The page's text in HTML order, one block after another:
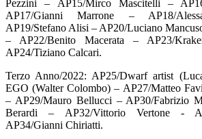
Pezzini – AP15/Mirco Mascitelli –
AP17/Gianni Marrone – AP18/
AP19/Stefano Alisi – AP20/Luciano
– AP22/Benito Macerata – AP23/
AP24/Tiziano Calcari.
Terzo Anno/2022: AP25/Dwarf artist
EGO (Walter Colombo) – AP27/Matteo
– AP29/Mauro Bellucci – AP30/Fabrizio
Berardi – AP32/Vittorio Vertone -
AP34/Gianni Chiriatti.